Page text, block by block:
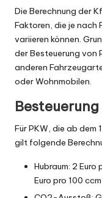
Die Berechnung der
Faktoren, die je nach
variieren können.
der Besteuerung von
anderen
oder Wohnmobilen.
Für PKW, die ab dem
gilt folgende
Hubraum: 2
Euro pro 100